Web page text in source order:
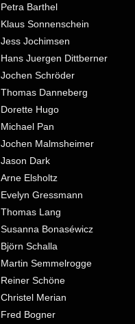
Petra Barthel
Klaus Sonnenschein
Jess Jochimsen
Hans Juergen Dittberner
Jochen Schröder
Thomas Danneberg
Dorette Hugo
Michael Pan
Jochen Malmsheimer
Jason Dark
Arne Elsholtz
Evelyn Gressmann
Thomas Lang
Susanna Bonaséwicz
Björn Schalla
Martin Semmelrogge
Reiner Schöne
Christel Merian
Fred Bogner